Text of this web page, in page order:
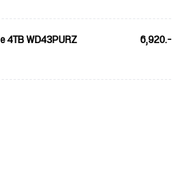
4TB WD43PURZ 6,920.-